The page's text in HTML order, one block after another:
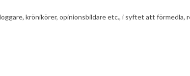
krönikörer, opinionsbildare etc., i syftet att